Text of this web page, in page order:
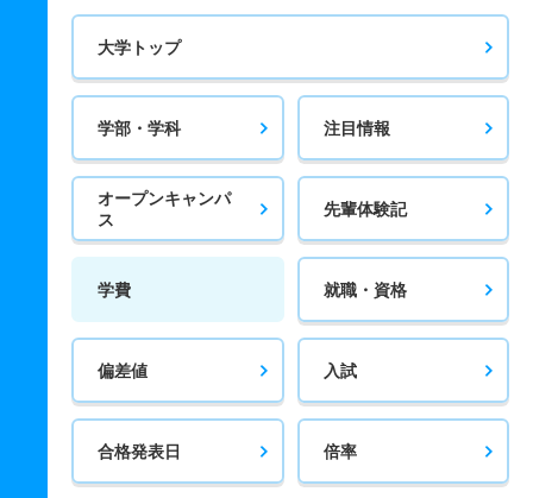
大学トップ
学部・学科 注目情報
オープンキャンパ
ス
先輩体験記
学費 就職・資格
偏差値 入試
合格発表日 倍率